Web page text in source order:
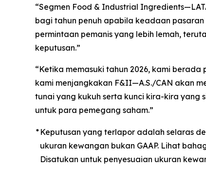
“Segmen Food & Industrial
bagi tahun penuh apabila keadaan
permintaan pemanis yang lebih lemah,
keputusan.”
“Ketika memasuki tahun 2026, kami
kami menjangkakan F&II—A.S./CAN akan
tunai yang kukuh serta kunci kira-kira yang
untuk para pemegang saham.”
* Keputusan yang terlapor adalah selaras
ukuran kewangan bukan GAAP. Lihat
Disatukan untuk penyesuaian ukuran